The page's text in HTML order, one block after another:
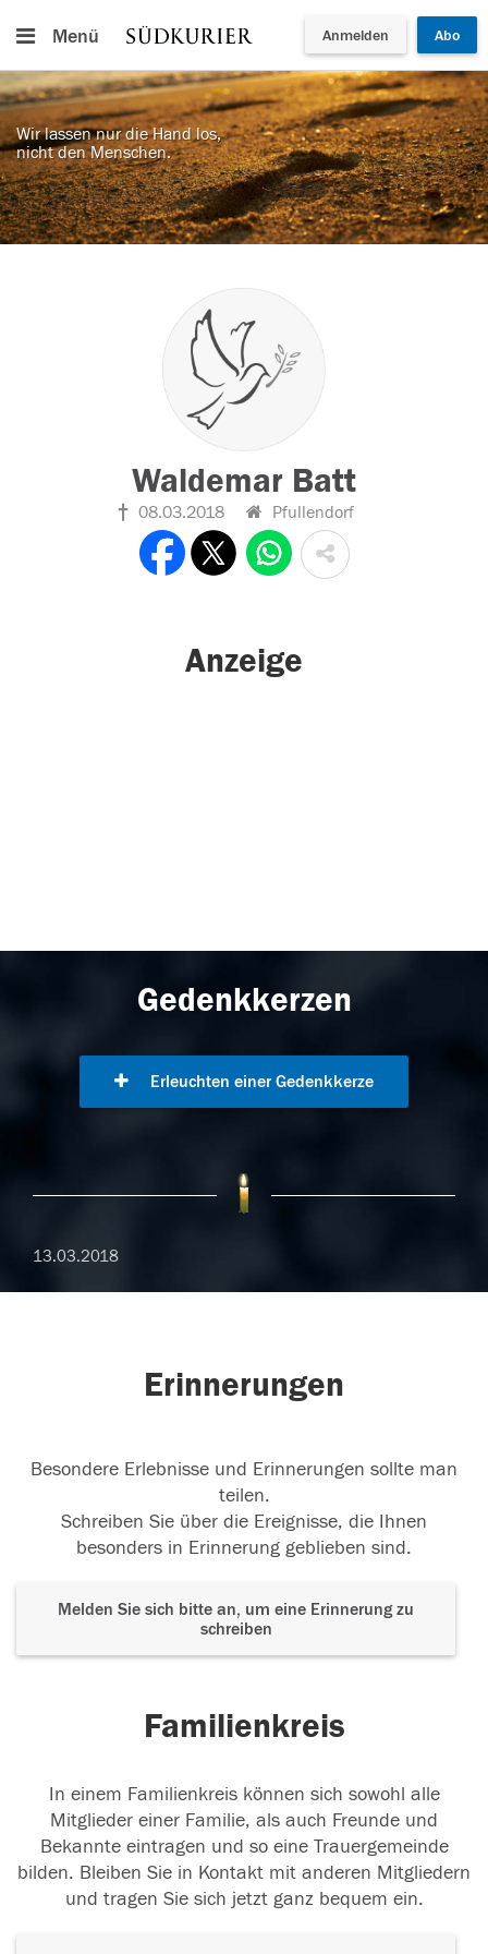
Menü Anmelden Abo
Wir lassen nur die Hand los,
nicht den Menschen.
Waldemar Batt
08.03.2018 Pfullendorf
Anzeige
Gedenkkerzen
Erleuchten einer Gedenkkerze
13.03.2018
Erinnerungen
Besondere Erlebnisse und Erinnerungen sollte man
teilen.
Schreiben Sie über die Ereignisse, die Ihnen
besonders in Erinnerung geblieben sind.
Melden Sie sich bitte an, um eine Erinnerung zu
schreiben
Familienkreis
In einem Familienkreis können sich sowohl alle
Mitglieder einer Familie, als auch Freunde und
Bekannte eintragen und so eine Trauergemeinde
bilden. Bleiben Sie in Kontakt mit anderen Mitgliedern
und tragen Sie sich jetzt ganz bequem ein.